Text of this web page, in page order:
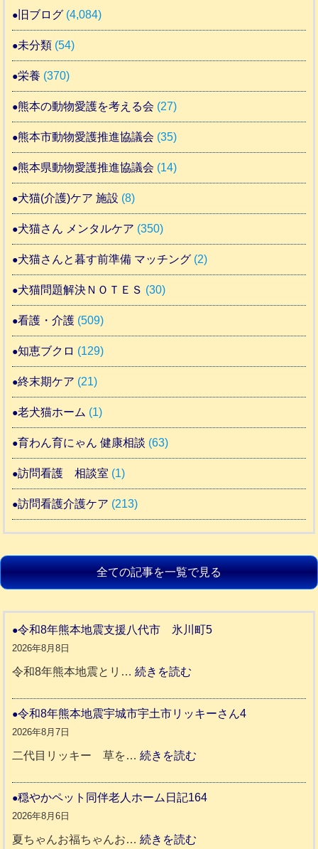
旧ブログ (4,084)
未分類 (54)
栄養 (370)
熊本の動物愛護を考える会 (27)
熊本市動物愛護推進協議会 (35)
熊本県動物愛護推進協議会 (14)
犬猫(介護)ケア 施設 (8)
犬猫さん メンタルケア (350)
犬猫さんと暮す前準備 マッチング (2)
犬猫問題解決ＮＯＴＥＳ (30)
看護・介護 (509)
知恵ブクロ (129)
終末期ケア (21)
老犬猫ホーム (1)
育わん育にゃん 健康相談 (63)
訪問看護 相談室 (1)
訪問看護介護ケア (213)
全ての記事を一覧で見る
令和8年熊本地震支援八代市 氷川町5
2026年8月8日
令和8年熊本地震とリ…続きを読む
和
年
本
令和8年熊本地震宇城市宇土市リッキーさん4
2026年8月7日
二代目リッキー 草を…続きを読む
和
穏やかペット同伴老人ホーム日記164
2026年8月6日
夏ちゃんお福ちゃんお…続きを読む